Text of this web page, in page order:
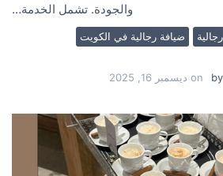
ضيافة رجالية في الكويت
والجودة. تشمل الخدمة…
on ديسمبر 16, 2025